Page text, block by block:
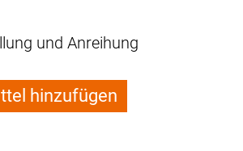
und Anreihung
hinzufügen